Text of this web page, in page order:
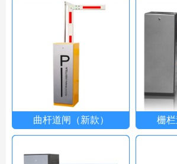
曲杆道闸（新款） 栅栏